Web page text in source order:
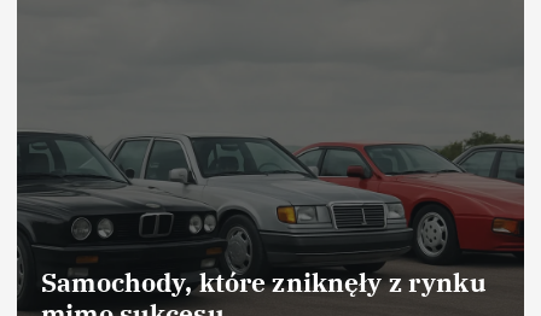
Samochody, które zniknęły z rynku